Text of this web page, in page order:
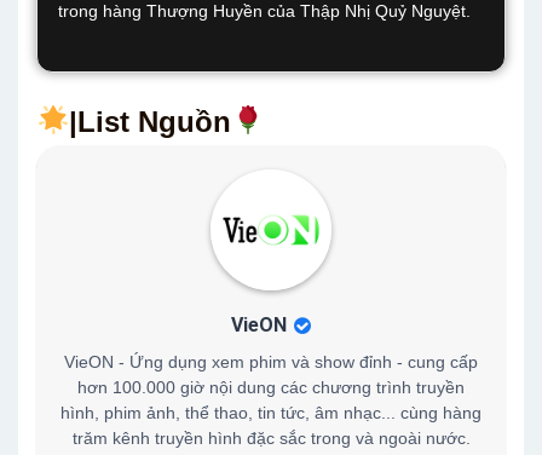
trong hàng Thượng Huyền của Thập Nhị Quỷ Nguyệt.
|List Nguồn
VieON
VieON - Ứng dụng xem phim và show đỉnh - cung cấp
hơn 100.000 giờ nội dung các chương trình truyền
hình, phim ảnh, thể thao, tin tức, âm nhạc... cùng hàng
trăm kênh truyền hình đặc sắc trong và ngoài nước.